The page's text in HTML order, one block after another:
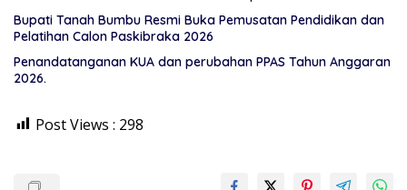
Bupati Tanah Bumbu Resmi Buka Pemusatan Pendidikan dan
Pelatihan Calon Paskibraka 2026
Penandatanganan KUA dan perubahan PPAS Tahun Anggaran
2026.
Post Views : 298